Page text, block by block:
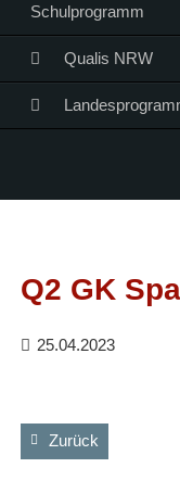
Schulprogramm
Qualis NRW
Q2 GK
25.04.2023
Zurück